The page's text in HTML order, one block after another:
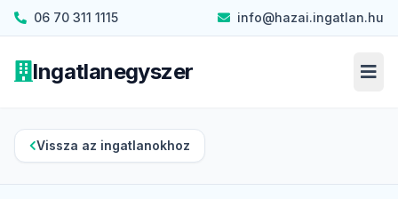
06 70 311 1115 info@hazai.ingatlan.hu
Ingatlanegyszer
Vissza az ingatlanokhoz